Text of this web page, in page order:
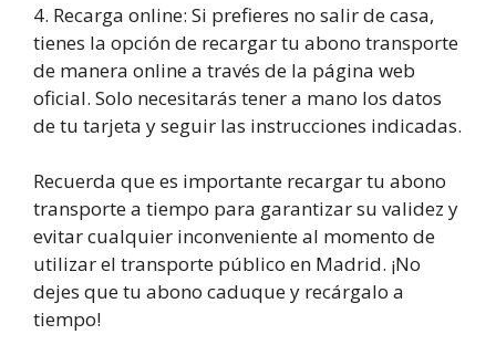
4. Recarga online: Si prefieres no salir de casa,
tienes la opción de recargar tu abono transporte
de manera online a través de la página web
oficial. Solo necesitarás tener a mano los datos
de tu tarjeta y seguir las instrucciones indicadas.
Recuerda que es importante recargar tu abono
transporte a tiempo para garantizar su validez y
evitar cualquier inconveniente al momento de
utilizar el transporte público en Madrid. ¡No
dejes que tu abono caduque y recárgalo a
tiempo!